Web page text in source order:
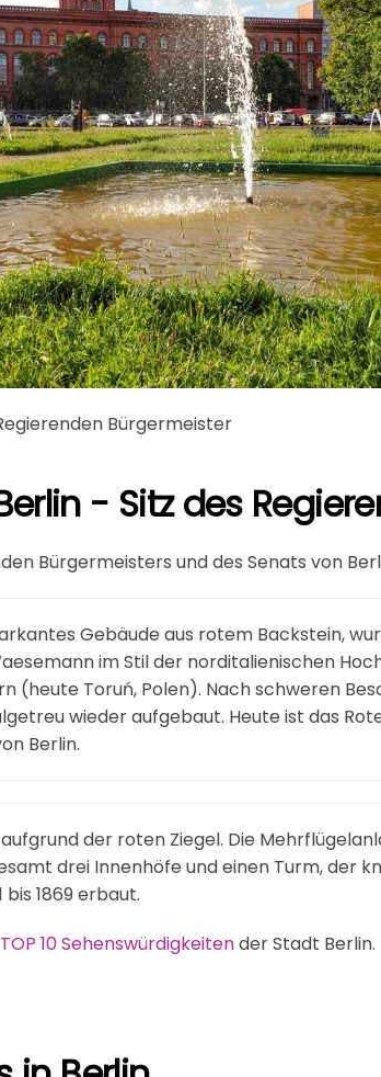
Bürgermeister
- Sitz des
Bürgermeisters und des Senats von
Gebäude aus rotem Backstein,
im Stil der norditalienischen
(heute Toruń, Polen). Nach schweren
wieder aufgebaut. Heute ist das
Berlin​.
der roten Ziegel. Die
drei Innenhöfe und einen Turm, der
bis 1869 erbaut.
TOP 10 Sehenswürdigkeitender Stadt Berlin.